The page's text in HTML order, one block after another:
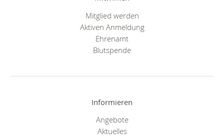
Mitglied werden
Aktiven Anmeldung
Ehrenamt
Blutspende
Informieren
Angebote
Aktuelles